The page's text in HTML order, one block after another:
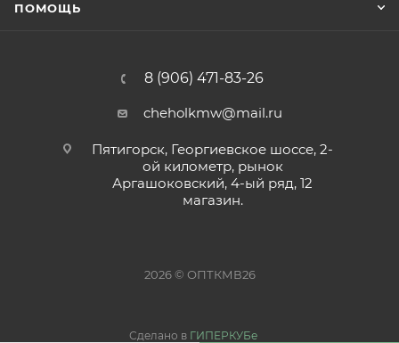
ПОМОЩЬ
8 (906) 471-83-26
cheholkmw@mail.ru
Пятигорск, Георгиевское шоссе, 2-
ой километр, рынок
Аргашоковский, 4-ый ряд, 12
магазин.
2026 © ОПТКМВ26
Сделано в ГИПЕРКУБе